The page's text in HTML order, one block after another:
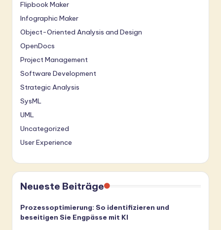
Flipbook Maker
Infographic Maker
Object-Oriented Analysis and Design
OpenDocs
Project Management
Software Development
Strategic Analysis
SysML
UML
Uncategorized
User Experience
Neueste Beiträge
Prozessoptimierung: So identifizieren und
beseitigen Sie Engpässe mit KI